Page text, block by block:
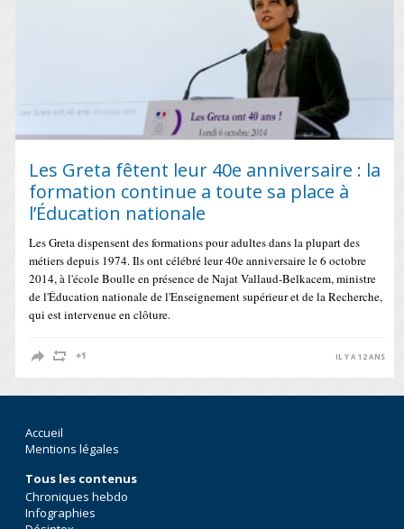
Les Greta fêtent leur 40e anniversaire : la
formation continue a toute sa place à
l’Éducation nationale
Les Greta dispensent des formations pour adultes dans la plupart des
métiers depuis 1974. Ils ont célébré leur 40e anniversaire le 6 octobre
2014, à l'école Boulle en présence de Najat Vallaud-Belkacem, ministre
de l'Éducation nationale de l'Enseignement supérieur et de la Recherche,
qui est intervenue en clôture.
IL Y A 12 ANS
Accueil
Mentions légales
Tous les contenus
Chroniques hebdo
Infographies